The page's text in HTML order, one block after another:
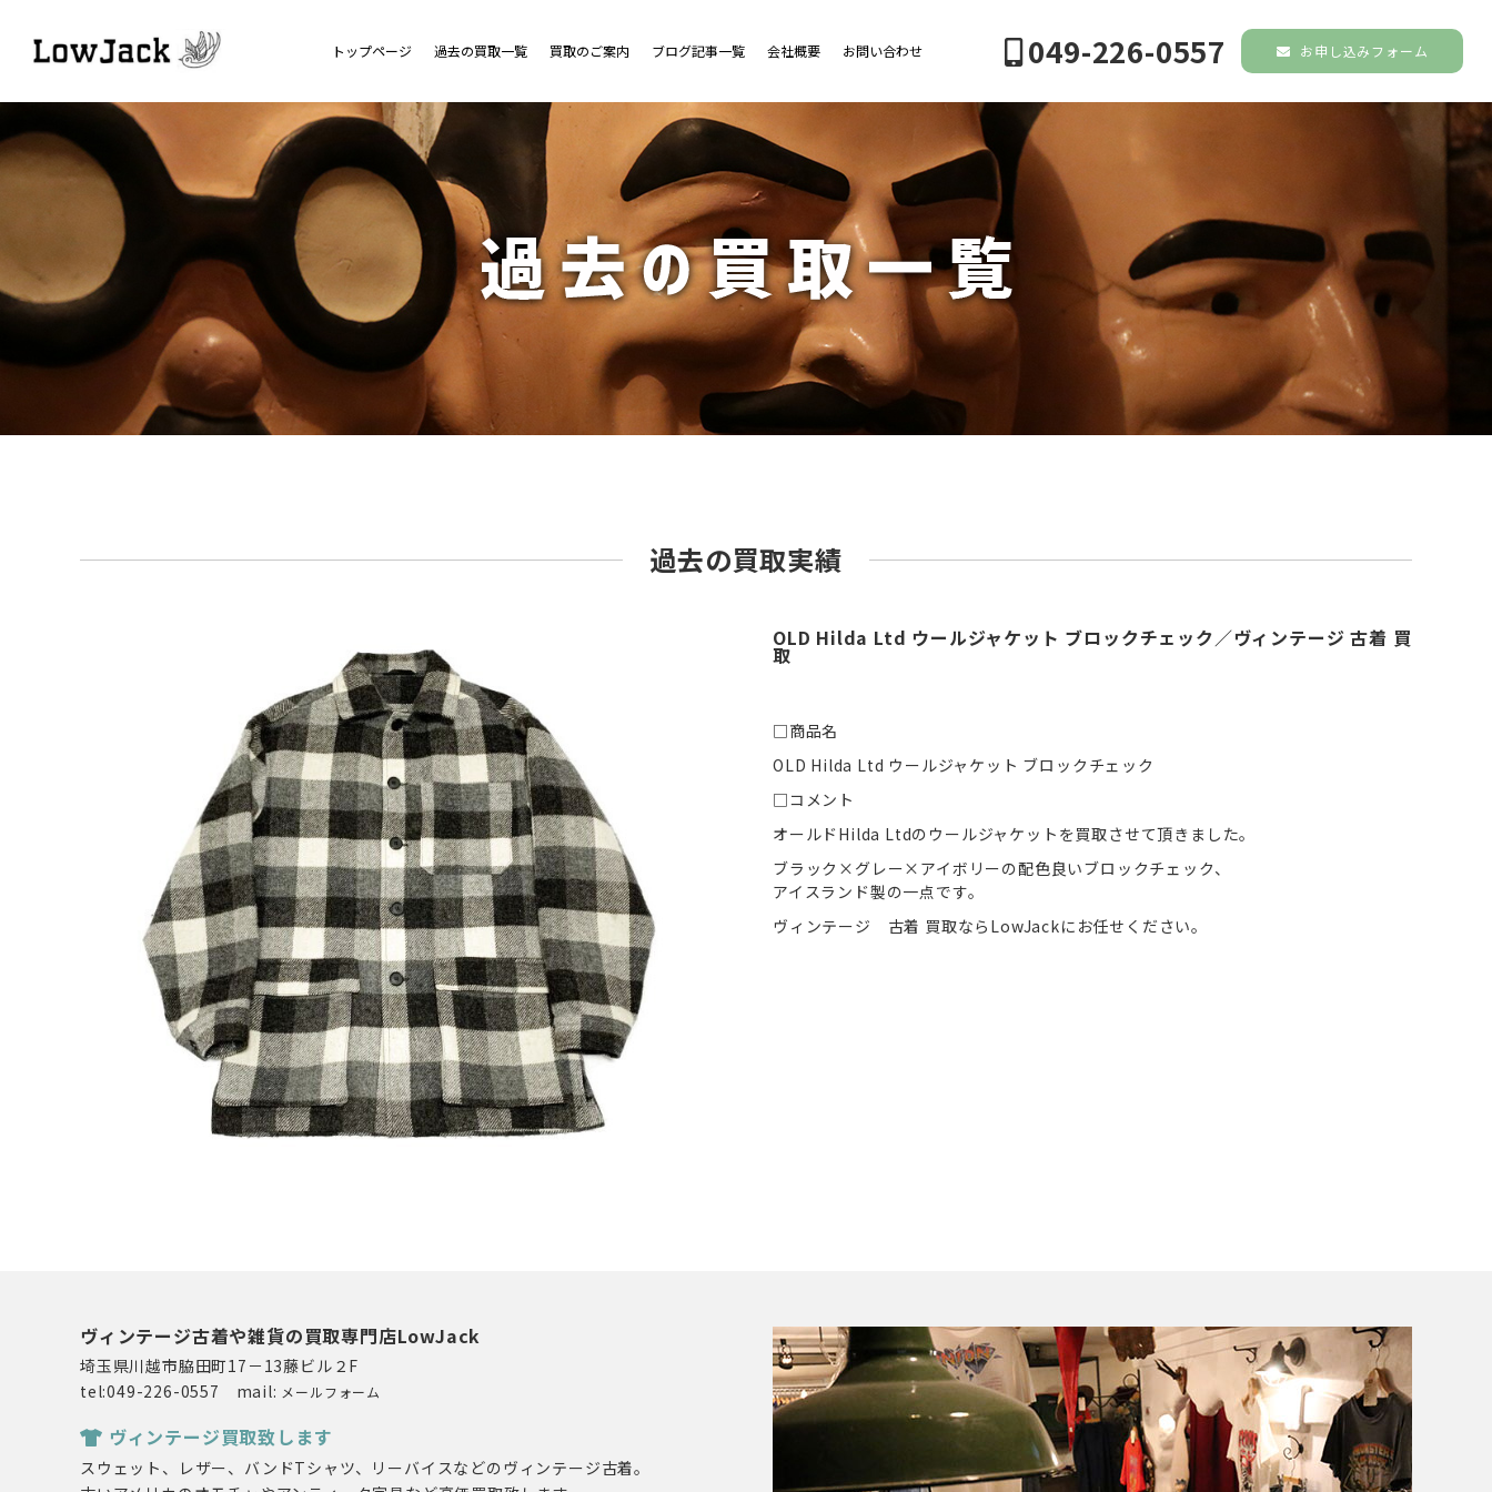
トップページ 過去の買取一覧 買取のご案内 ブログ記事一覧 会社概要 お問い合わせ 049-226-0557 お申し込みフォーム
過去の買取実績
OLD Hilda Ltd ウールジャケット ブロックチェック／ヴィンテージ 古着 買
取
□商品名
OLD Hilda Ltd ウールジャケット ブロックチェック
□コメント
オールドHilda Ltdのウールジャケットを買取させて頂きました。
ブラック×グレー×アイボリーの配色良いブロックチェック、
アイスランド製の一点です。
ヴィンテージ 古着 買取ならLowJackにお任せください。
ヴィンテージ古着や雑貨の買取専門店LowJack
埼玉県川越市脇田町17－13藤ビル２F
tel:049-226-0557 mail: メールフォーム
ヴィンテージ買取致します
スウェット、レザー、バンドTシャツ、リーバイスなどのヴィンテージ古着。